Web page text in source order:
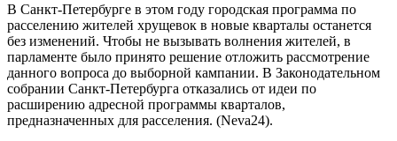
В Санкт-Петербурге в этом году городская программа по
расселению жителей хрущевок в новые кварталы останется
без изменений. Чтобы не вызывать волнения жителей, в
парламенте было принято решение отложить рассмотрение
данного вопроса до выборной кампании. В Законодательном
собрании Санкт-Петербурга отказались от идеи по
расширению адресной программы кварталов,
предназначенных для расселения. (Neva24).